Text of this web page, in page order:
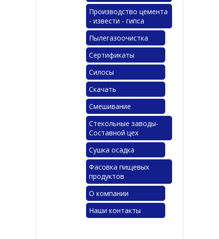
Производство цемента
- извести - гипса
Пылегазоочистка
Сертификаты
Силосы
Скачать
Смешивание
Стекольные заводы-
Составной цех
Сушка осадка
Фасовка пищевых
продуктов
О компании
Наши контакты